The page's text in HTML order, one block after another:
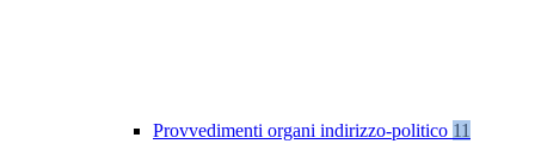
Provvedimenti organi indirizzo-politico 11